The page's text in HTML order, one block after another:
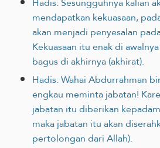
mendapatkan kekuasaan,
akan menjadi penyesalan
Kekuasaan itu enak di
bagus di akhirnya (akhirat).
Hadis: Wahai Abdurrahman
engkau meminta jabatan!
jabatan itu diberikan
maka jabatan itu akan
pertolongan dari Allah).